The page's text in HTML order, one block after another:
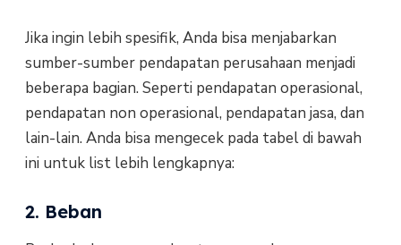
Jika ingin lebih spesifik, Anda bisa menjabarkan
sumber-sumber pendapatan perusahaan menjadi
beberapa bagian. Seperti pendapatan operasional,
pendapatan non operasional, pendapatan jasa, dan
lain-lain. Anda bisa mengecek pada tabel di bawah
ini untuk list lebih lengkapnya:
2. Beban